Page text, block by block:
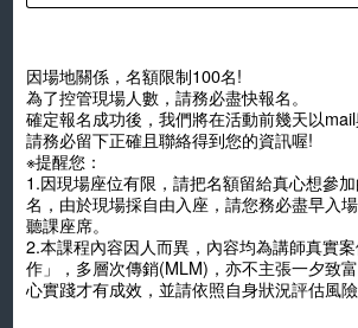
因場地關係，名額限制100名!
為了控管現場人數，請務必盡快報名。
確定報名成功後，我們將在活動前幾天以
請務必留下正確且聯絡得到您的資訊喔!
※提醒您：
1.因現場座位有限，請把名額留給真心想參
名，由於現場採自由入座，請您務必盡早入
聽課座席。
2.本課程內容因人而異，內容均為講師真實
作」，多層次傳銷(MLM)，亦不主張一夕致
心實踐才有成效，並請依照自身狀況評估風險